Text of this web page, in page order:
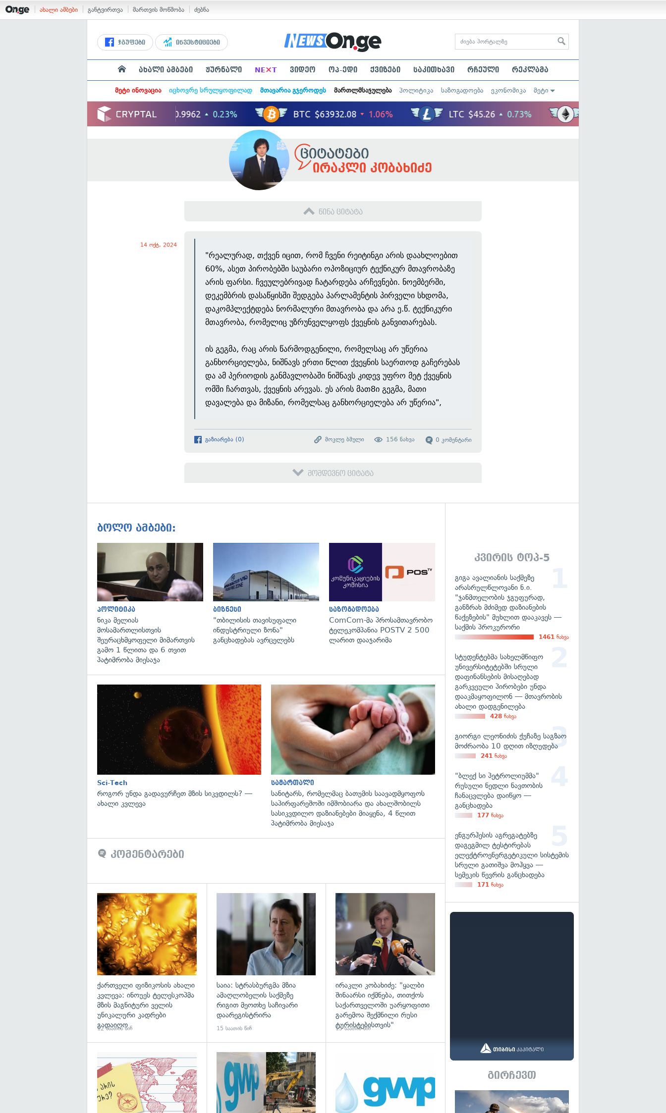
ახალი ამბები განტვირთვა მართვის მოწმობა ძებნა
ჯგუფები ინვესტიციები
ახალი ამბები ჟურნალი NE×T ვიდეო ოპ-ედი ქვიზები საკითხავი რჩეული რეკლამა
მეტი ინოვაცია იცხოვრე სრულყოფილად მთავარია გჯეროდეს მართლმსაჯულება პოლიტიკა საზოგადოება ეკონომიკა მეტი
ირაკლი კობახიძე
წინა ციტატა
14 ოქტ, 2024
"რეალურად, თქვენ იცით, რომ ჩვენი რეიტინგი არის დაახლოებით
60%, ასეთ პირობებში საუბარი ოპოზიციურ ტექნიკურ მთავრობაზე
არის ფარსი. ჩვეულებრივად ჩატარდება არჩევნები. ნოემბერში,
დეკემბრის დასაწყისში შედგება პარლამენტის პირველი სხდომა,
დაკომპლექტდება ნორმალური მთავრობა და არა ე.წ. ტექნიკური
მთავრობა, რომელიც უზრუნველყოფს ქვეყნის განვითარებას.
ის გეგმა, რაც არის წარმოდგენილი, რომელსაც არ უწერია
განხორციელება, ნიშნავს ერთი წლით ქვეყნის საერთოდ გაჩერებას
და ამ პერიოდის განმავლობაში ნიშნავს კიდევ უფრო მეტ ქვეყნის
ომში ჩართვას, ქვეყნის არევას. ეს არის მათ8ი გეგმა, მათი
დავალება და მიზანი, რომელსაც განხორციელება არ უწერია",
გაზიარება (0) 0 კომენტარი
156 ნახვა
მოკლე ბმული
მომდევნო ციტატა
ბოლო ამბები:
პოლიტიკა
ნიკა მელიას
მოსამართლისთვის
შეურაცხმყოფელი მიმართვის
გამო 1 წლითა და 6 თვით
პატიმრობა მიესაჯა
ბიზნესი
"თბილისის თავისუფალი
ინდუსტრიული ზონა"
განცხადებას ავრცელებს
გადახედვა
საზოგადოება
ComCom-მა პროსამთავრობო
ტელეკომპანია POSTV 2 500
ლარით დააჯარიმა
Sci-Tech
როგორ უნდა გადავურჩეთ მზის სიკვდილს? —
ახალი კვლევა
გადახედვა
სამართალი
სანიტარს, რომელმაც ბათუმის საავადმყოფოს
საპირფარეშოში იმშობიარა და ახალშობილს
სასიკვდილო დაზიანებები მიაყენა, 4 წლით
პატიმრობა მიესაჯა
კომენტარები
ქართველი ფიზიკოსის ახალი
კვლევა: ინოუეს ტელესკოპმა
მზის მაგნიტური ველის
უნიკალური კადრები
გადაიღო
12 საათის წინ
გადახედვა
საია: სტრასბურგმა მზია
ამაღლობელის საქმეზე
რიგით მეოთხე საჩივარი
დაარეგისტრირა
15 საათის წინ
გადახედვა
ირაკლი კობახიძე: "ყალბი
შინაარსი იქმნება, თითქოს
საქართველოში უარყოფითი
გარემოა შექმნილი რუსი
ტურისტებისთვის"
15 საათის წინ
კვირის ტოპ-5
გიგა ავალიანის საქმეზე
არასრულწლოვანი ნ.ი.
"ჯანმთელობის ჯგუფურად,
განზრახ მძიმედ დაზიანების
წაქეზების" მუხლით დააკავეს —
საქმის პროკურორი
1461 ნახვა
სტუდენტებმა სახელმწიფო
უნივერსიტეტებში სრული
დაფინანსების მისაღებად
გარკვეული პირობები უნდა
დააკმაყოფილონ — მთავრობის
ახალი დადგენილება
428 ნახვა
გიორგი ლეონიძის ქუჩაზე საგზაო
მოძრაობა 10 დღით იზღუდება
241 ნახვა
"ბლექ სი პეტროლიუმმა"
რუსული ნედლი ნავთობის
ჩანაცვლება დაიწყო —
განცხადება
177 ნახვა
ენგურჰესის აგრეგატებზე
დაგეგმილ ტესტირებას
ელექტროენერგეტიკული სისტემის
სრული გათიშვა მოჰყვა —
სემეკის წევრის განცხადება
171 ნახვა
გირჩევთ